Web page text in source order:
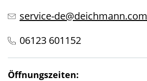
service-de@deichmann.com
06123 601152
Öffnungszeiten: